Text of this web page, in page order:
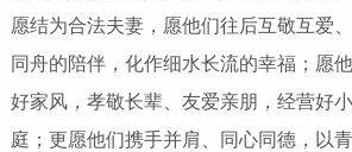
愿结为合法夫妻，愿他们往后互敬互爱
同舟的陪伴，化作细水长流的幸福；愿
好家风，孝敬长辈、友爱亲朋，经营好
庭；更愿他们携手并肩、同心同德，以